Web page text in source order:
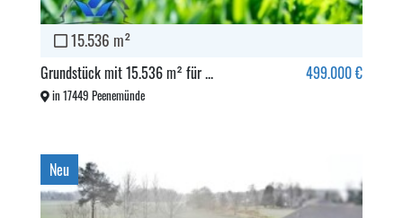
15.536 m²
Grundstück mit 15.536 m² für ... 499.000 €
in 17449 Peenemünde
Neu